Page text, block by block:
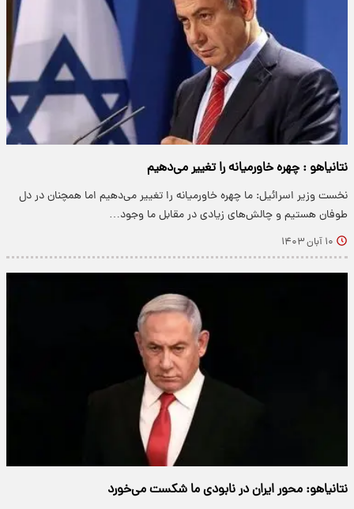
نتانیاهو : چهره خاورمیانه را تغییر می‌دهیم
نخست وزیر اسرائیل: ما چهره خاورمیانه را تغییر می‌دهیم اما همچنان در دل
طوفان هستیم و چالش‌های زیادی در مقابل ما وجود…
۱۰ آبان ۱۴۰۳
نتانیاهو: محور ایران در نابودی ما شکست می‌خورد